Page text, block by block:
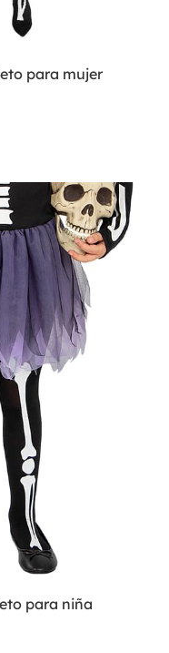
para mujer
para niña